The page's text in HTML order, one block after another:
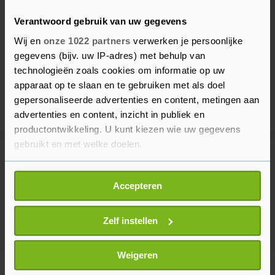
Verantwoord gebruik van uw gegevens
Wij en onze 1022 partners verwerken je persoonlijke
gegevens (bijv. uw IP-adres) met behulp van
technologieën zoals cookies om informatie op uw
apparaat op te slaan en te gebruiken met als doel
gepersonaliseerde advertenties en content, metingen aan
advertenties en content, inzicht in publiek en
productontwikkeling. U kunt kiezen wie uw gegevens
gebruikt en met welke doelen.
Als u het toestaat, willen we ook graag:
Informatie verzamelen over uw geografische
locatie, die tot een paar meter nauwkeurig kan zijn
Uw apparaat identificeren door het actief te
scannen op specifieke eigenschappen (fingerprinting)
Lees meer over hoe uw persoonlijke gegevens worden
verwerkt en stel uw voorkeuren in het
Accepteren
Zelf instellen
Weigeren
Meer uit Voetbal
Inter Miami verliest zonder
afwezige Messi van Monterrey